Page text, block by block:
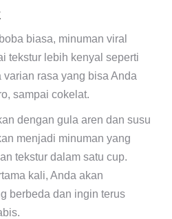
biasa, minuman viral
tekstur lebih kenyal seperti
varian rasa yang bisa Anda
sampai cokelat.
dengan gula aren dan susu
menjadi minuman yang
tekstur dalam satu cup.
kali, Anda akan
berbeda dan ingin terus